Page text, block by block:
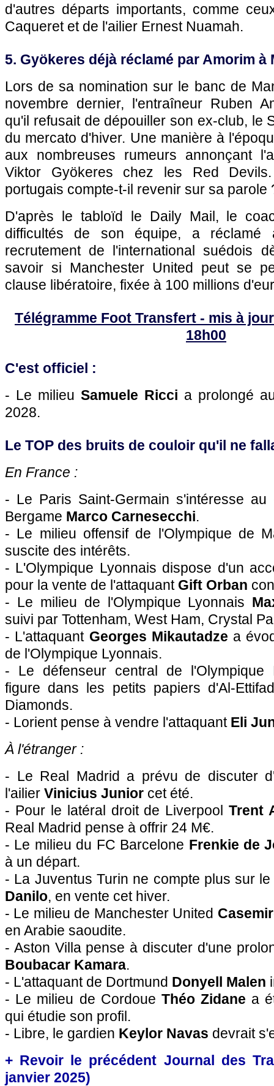
d'autres départs importants, comme
Caqueret et de l'ailier Ernest Nuamah.
5. Gyökeres déjà réclamé par Amorim à
Lors de sa nomination sur le banc de
novembre dernier, l'entraîneur Ruben
qu'il refusait de dépouiller son ex-club, le
du mercato d'hiver. Une manière à
aux nombreuses rumeurs annonçant
Viktor Gyökeres chez les Red
portugais compte-t-il revenir sur sa parole
D'après le tabloïd le Daily Mail, le
difficultés de son équipe, a réclamé
recrutement de l'international suédois
savoir si Manchester United peut se
clause libératoire, fixée à 100 millions
Télégramme Foot Transfert - mis à
18h00
C'est officiel :
- Le milieu Samuele Ricci a prolongé
2028.
Le TOP des bruits de couloir qu'il ne
En France :
- Le Paris Saint-Germain s'intéresse au
Bergame Marco Carnesecchi.
- Le milieu offensif de l'Olympique de
suscite des intérêts.
- L'Olympique Lyonnais dispose d'un
pour la vente de l'attaquant Gift Orban
- Le milieu de l'Olympique Lyonnais
suivi par Tottenham, West Ham, Crystal
- L'attaquant Georges Mikautadze a
de l'Olympique Lyonnais.
- Le défenseur central de
figure dans les petits papiers d'Al-
Diamonds.
- Lorient pense à vendre l'attaquant Eli
À l'étranger :
- Le Real Madrid a prévu de discuter
l'ailier Vinicius Junior cet été.
- Pour le latéral droit de LiverpoolTrent
Real Madrid pense à offrir 24 M€.
- Le milieu du FC Barcelone Frenkie de
à un départ.
- La Juventus Turin ne compte plus sur
Danilo, en vente cet hiver.
- Le milieu de Manchester United
en Arabie saoudite.
- Aston Villa pense à discuter d'une
Boubacar Kamara.
- L'attaquant de Dortmund Donyell Malen
- Le milieu de Cordoue Théo Zidane a
qui étudie son profil.
- Libre, le gardien Keylor Navas devrait
+ Revoir le précédent Journal des
janvier 2025)